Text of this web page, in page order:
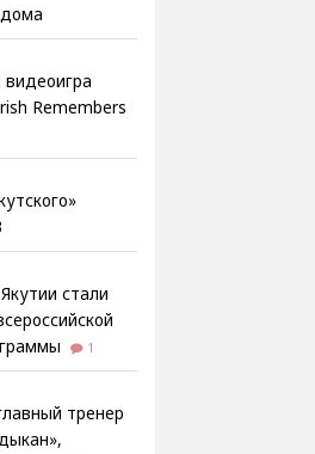
видеоигра
Remembers
стали
1
тренер